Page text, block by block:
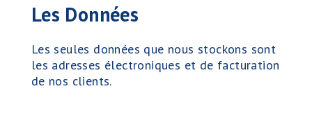
Devenir Client
EN | FR
Les Données
Les seules données que nous stockons sont
les adresses électroniques et de facturation
de nos clients.